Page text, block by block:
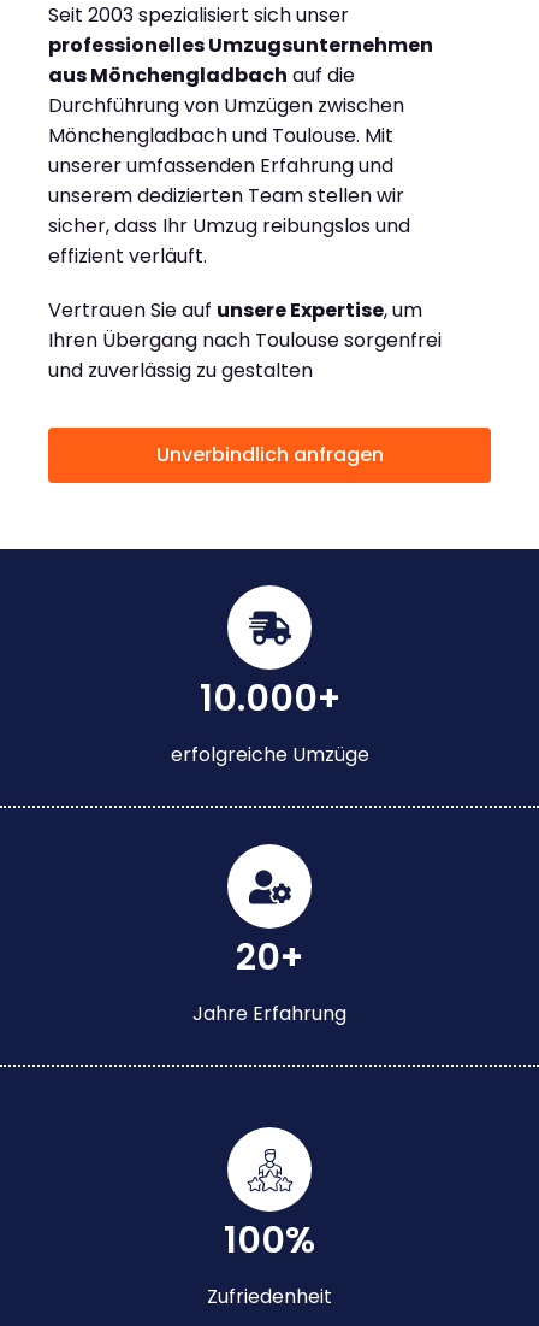
Seit 2003 spezialisiert sich unser
professionelles Umzugsunternehmen
aus Mönchengladbach auf die
Durchführung von Umzügen zwischen
Mönchengladbach und Toulouse. Mit
unserer umfassenden Erfahrung und
unserem dedizierten Team stellen wir
sicher, dass Ihr Umzug reibungslos und
effizient verläuft.
Vertrauen Sie auf unsere Expertise, um
Ihren Übergang nach Toulouse sorgenfrei
und zuverlässig zu gestalten
Unverbindlich anfragen
10.000+
erfolgreiche Umzüge
20+
Jahre Erfahrung
100%
Zufriedenheit